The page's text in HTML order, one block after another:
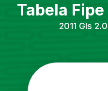
Tabela Fipe
2011 Gls